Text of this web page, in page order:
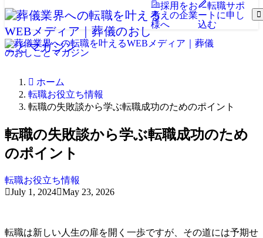
採用をお
考えの企業
様へ
転職サポ
ートに申し
込む
ホーム
転職お役立ち情報
転職の失敗談から学ぶ転職成功のためのポイント
転職の失敗談から学ぶ転職成功のため
のポイント
転職お役立ち情報
July 1, 2024 May 23, 2026
転職は新しい人生の扉を開く一歩ですが、その道には予期せ